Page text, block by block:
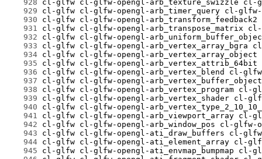
    928
    929
    930
    931
    932
    933
    934
    935
    936
    937
    938
    939
    940
    941
    942
    943
    944
    945